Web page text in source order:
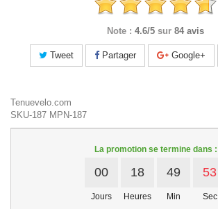
Note : 4.6/5 sur 84 avis
Tweet Partager Google+
Tenuevelo.com
SKU-187 MPN-187
La promotion se termine dans :
00
Jours
18
Heures
49
Min
52
Sec